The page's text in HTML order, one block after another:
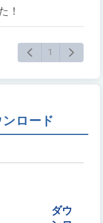
！
1
ロード
ダウ